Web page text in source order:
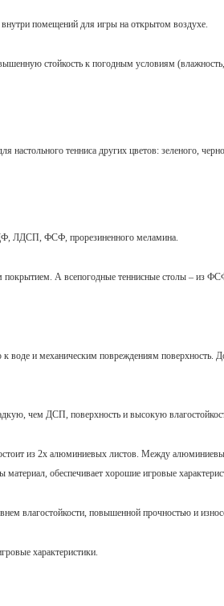
внутри помещений для игры на открытом воздухе.
стойкость к погодным условиям
настольного тенниса других цветов: зеленого,
ЛДСП, ФСФ, прорезиненного меламина.
А всепогодные теннисные столы – из
воде и механическим повреждениям поверхность.
чем ДСП, поверхность и высокую
из 2х алюминиевых листов. Между
обеспечивает хорошие игровые
влагостойкости, повышенной прочностью и
характеристики.